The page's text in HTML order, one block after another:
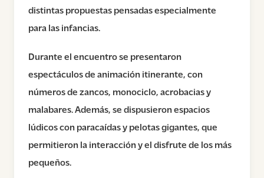
distintas propuestas pensadas especialmente
para las infancias.
Durante el encuentro se presentaron
espectáculos de animación itinerante, con
números de zancos, monociclo, acrobacias y
malabares. Además, se dispusieron espacios
lúdicos con paracaídas y pelotas gigantes, que
permitieron la interacción y el disfrute de los más
pequeños.